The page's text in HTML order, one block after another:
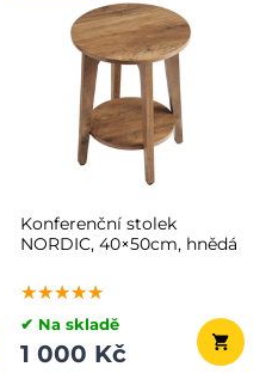
Konferenční stolek
NORDIC, 40×50cm, hnědá
★★★★★
★★★★★
★★★★★
✔ Na skladě
1 000 Kč